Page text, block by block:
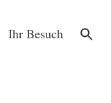
Ihr Besuch